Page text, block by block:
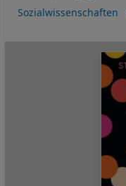
Sozialwissenschaften